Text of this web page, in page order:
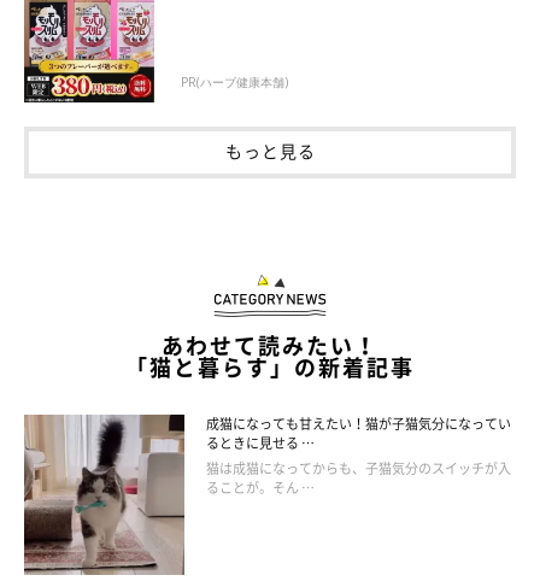
PR(ハーブ健康本舗)
もっと見る
あわせて読みたい！
「猫と暮らす」の新着記事
成猫になっても甘えたい！猫が子猫気分になってい
るときに見せる …
猫は成猫になってからも、子猫気分のスイッチが入
ることが。そん …